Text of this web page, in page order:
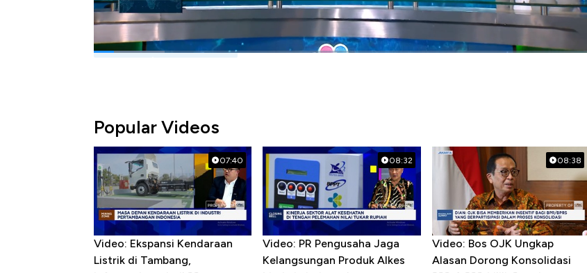
#webinar #tech outlook
Popular Videos
07:40
Video: Ekspansi Kendaraan
Listrik di Tambang,
08:32
Video: PR Pengusaha Jaga
Kelangsungan Produk Alkes
08:38
Video: Bos OJK Ungkap
Alasan Dorong Konsolidasi